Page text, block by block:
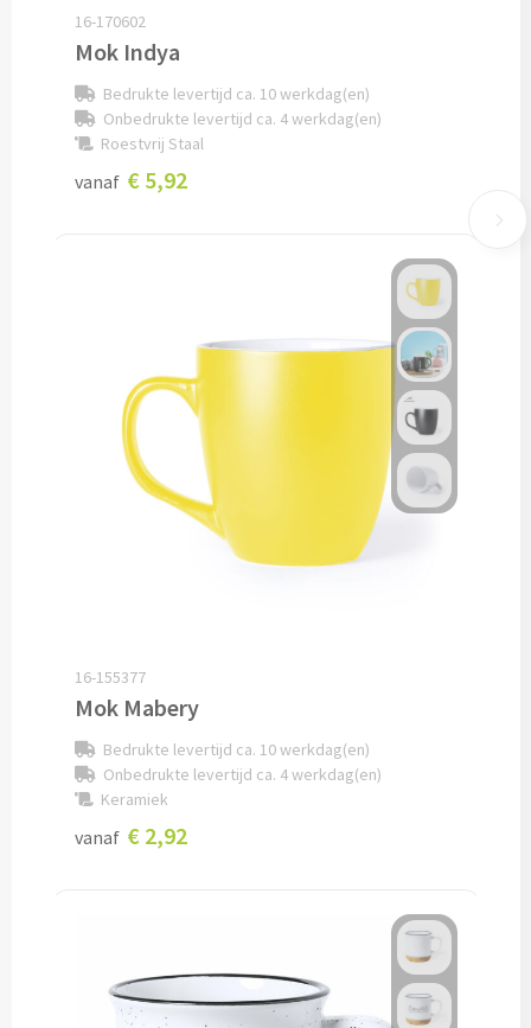
Pepernoten & Strooigoed
Schrijfwaren & Kantoorartikelen
Pennen
Touchpennen bedrukken
Luxe pennen bedrukken
Alle schrijfwaren & pennen
Overige schrijfwaren
Kinderschrijfwaren bedrukken
Stoepkrijt bedrukken
Waskrijtjes bedrukken
Notitieblokken bedrukken
16-170602
Mok Indya
Bedrukte levertijd ca. 10 werkdag(en)
Onbedrukte levertijd ca. 4 werkdag(en)
Roestvrij Staal
vanaf € 5,92
16-155377
Mok Mabery
Bedrukte levertijd ca. 10 werkdag(en)
Onbedrukte levertijd ca. 4 werkdag(en)
Keramiek
vanaf € 2,92